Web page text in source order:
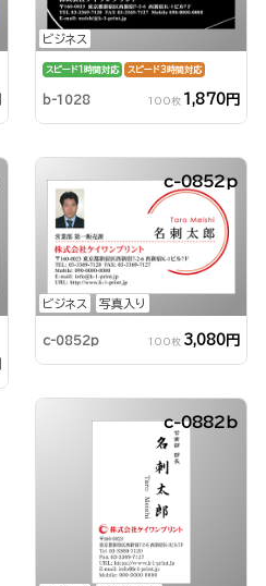
ビジネス
スピード1時間対応 スピード3時間対応
b-1028 100枚 1,870円
ビジネス 写真入り
c-0852p
c-0852p 100枚 3,080円
c-0882b